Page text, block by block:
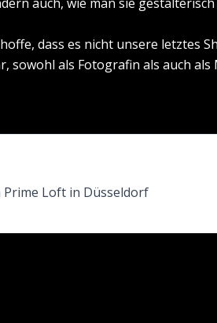
dass es nicht unsere letztes
sowohl als Fotografin als auch als
Prime Loft in Düsseldorf